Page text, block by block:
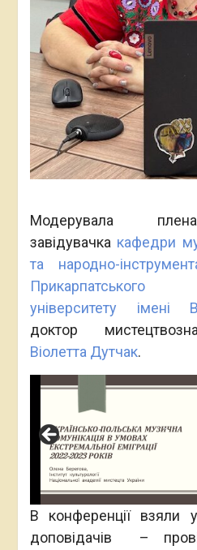
Модерувала
завідувачка кафедри
та народно-
Прикарпатського
університету імені
доктор
Віолетта Дутчак.
В конференції взяли
доповідачів –